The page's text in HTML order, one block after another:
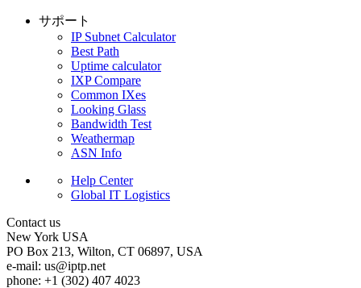
サポート
IP Subnet Calculator
Best Path
Uptime calculator
IXP Compare
Common IXes
Looking Glass
Bandwidth Test
Weathermap
ASN Info
Help Center
Global IT Logistics
Contact us
New York USA
PO Box 213, Wilton, CT 06897, USA
e-mail: us
iptp.net
phone: +1 (302) 407 4023